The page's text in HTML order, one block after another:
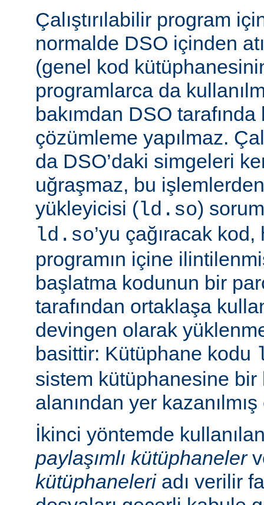
Çalıştırılabilir program
normalde DSO içinden
(genel kod
programlarca da
bakımdan DSO
çözümleme yapılmaz.
da DSO’daki simgeleri
uğraşmaz, bu
yükleyicisi ( ld.so)
ld.so’yu çağıracak kod,
programın içine
başlatma kodunun bir
tarafından ortaklaşa
devingen olarak
basittir: Kütüphane kodu
sistem kütüphanesine
alanından yer kazanılmış
İkinci yöntemde
paylaşımlı kütüphaneler
kütüphaneleriadı verilir